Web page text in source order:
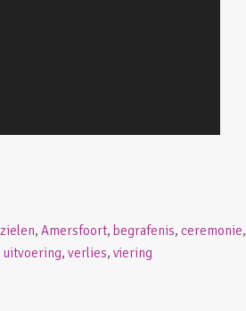
, Amersfoort, begrafenis, ceremonie,
uitvoering, verlies, viering